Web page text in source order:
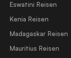
Eswatini Reisen
Kenia Reisen
Madagaskar Reisen
Mauritius Reisen